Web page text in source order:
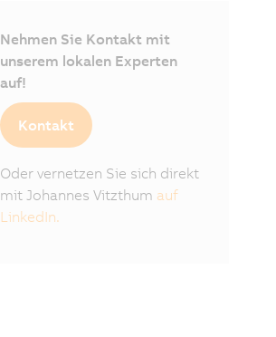
Nehmen Sie Kontakt mit
unserem lokalen Experten
auf!
Kontakt
Oder vernetzen Sie sich direkt
mit Johannes Vitzthum auf
LinkedIn.